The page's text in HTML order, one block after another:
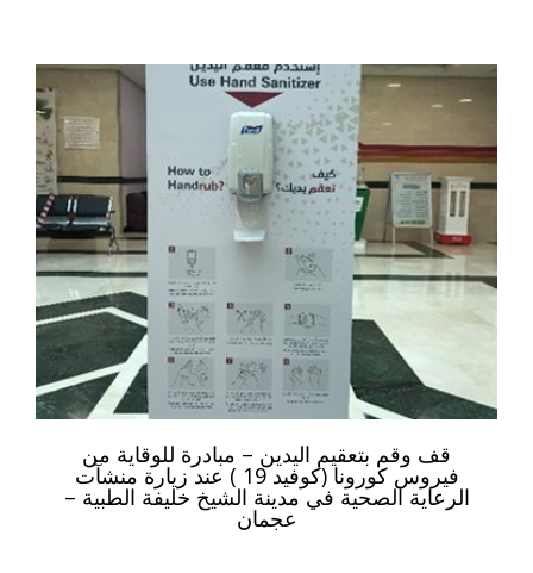
قف وقم بتعقيم اليدين – مبادرة للوقاية من
فيروس كورونا (كوفيد 19 ) عند زيارة منشآت
الرعاية الصحية في مدينة الشيخ خليفة الطبية –
عجمان